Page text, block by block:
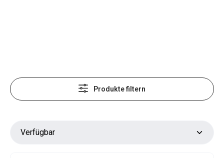
Produkte filtern